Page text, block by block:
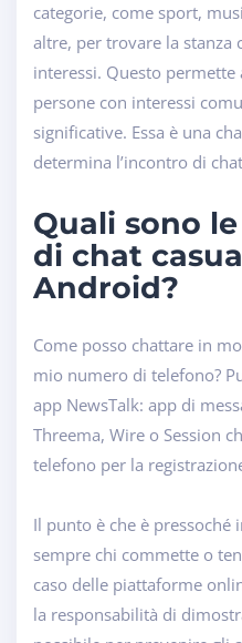
categorie, come sport,
altre, per trovare la stanza
interessi. Questo
persone con interessi
significative. Essa è una
determina l’incontro di
Quali sono
di chat
Android?
Come posso chattare in
mio numero di telefono?
app NewsTalk: app di
Threema, Wire o Session
telefono per la
Il punto è che è
sempre chi commette o
caso delle piattaforme
la responsabilità di